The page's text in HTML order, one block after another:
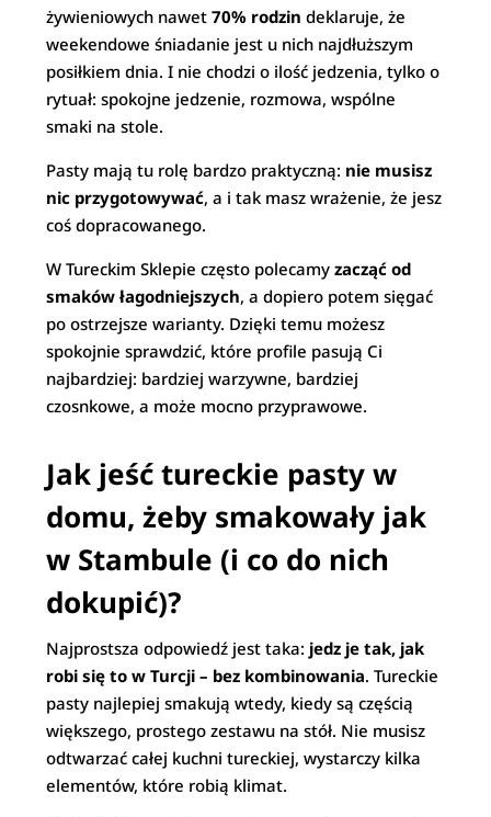
żywieniowych nawet70% rodzin deklaruje, że
weekendowe śniadanie jest u nich najdłuższym
posiłkiem dnia. I nie chodzi o ilość jedzenia, tylko o
rytuał: spokojne jedzenie, rozmowa, wspólne
smaki na stole.
Pasty mają tu rolę bardzo praktyczną: nie musisz
nic przygotowywać, a i tak masz wrażenie, że jesz
coś dopracowanego.
W Tureckim Sklepie często polecamyzacząć od
smaków łagodniejszych, a dopiero potem sięgać
po ostrzejsze warianty. Dzięki temu możesz
spokojnie sprawdzić, które profile pasują Ci
najbardziej: bardziej warzywne, bardziej
czosnkowe, a może mocno przyprawowe.
Jak jeść tureckie pasty w
domu, żeby smakowały jak
w Stambule (i co do nich
dokupić)?
Najprostsza odpowiedź jest taka: jedz je tak, jak
robi się to w Turcji – bez kombinowania. Tureckie
pasty najlepiej smakują wtedy, kiedy są częścią
większego, prostego zestawu na stół. Nie musisz
odtwarzać całej kuchni tureckiej, wystarczy kilka
elementów, które robią klimat.